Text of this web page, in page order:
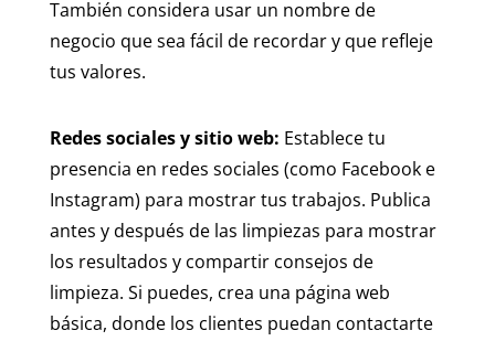
También considera usar un nombre de
negocio que sea fácil de recordar y que refleje
tus valores.
Redes sociales y sitio web: Establece tu
presencia en redes sociales (como Facebook e
Instagram) para mostrar tus trabajos. Publica
antes y después de las limpiezas para mostrar
los resultados y compartir consejos de
limpieza. Si puedes, crea una página web
básica, donde los clientes puedan contactarte